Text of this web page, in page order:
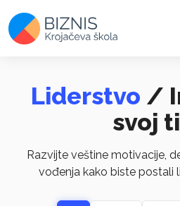
Liderstvo /
svoj
Razvijte veštine motivacije,
vođenja kako biste postali